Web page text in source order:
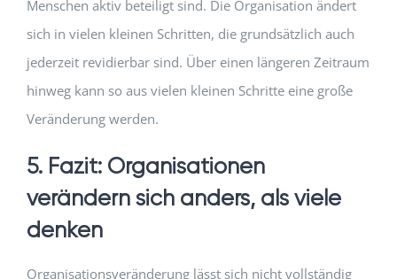
Menschen aktiv beteiligt sind. Die Organisation ändert
sich in vielen kleinen Schritten, die grundsätzlich auch
jederzeit revidierbar sind. Über einen längeren Zeitraum
hinweg kann so aus vielen kleinen Schritte eine große
Veränderung werden.
5. Fazit: Organisationen
verändern sich anders, als viele
denken
Organisationsveränderung lässt sich nicht vollständig